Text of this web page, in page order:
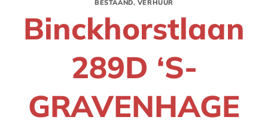
BESTAAND, VERHUUR
Binckhorstlaan
289D ‘S-
GRAVENHAGE